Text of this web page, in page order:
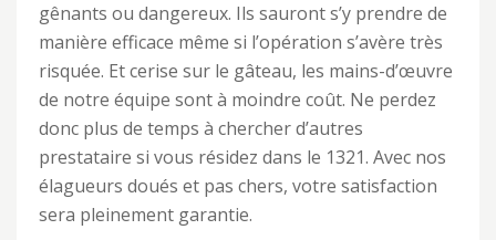
gênants ou dangereux. Ils sauront s’y prendre de
manière efficace même si l’opération s’avère très
risquée. Et cerise sur le gâteau, les mains-d’œuvre
de notre équipe sont à moindre coût. Ne perdez
donc plus de temps à chercher d’autres
prestataire si vous résidez dans le 1321. Avec nos
élagueurs doués et pas chers, votre satisfaction
sera pleinement garantie.